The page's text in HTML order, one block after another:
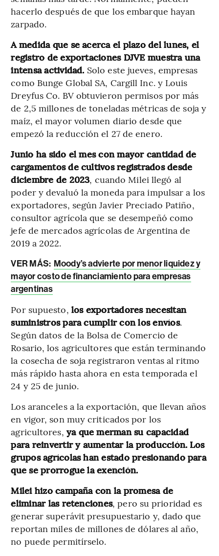
hacerlo después de que los embarque hayan
zarpado.
A medida que se acerca el plazo del lunes, el
registro de exportaciones DJVE muestra una
intensa actividad. Solo este jueves, empresas
como Bunge Global SA, Cargill Inc. y Louis
Dreyfus Co. BV obtuvieron permisos por más
de 2,5 millones de toneladas métricas de soja y
maíz, el mayor volumen diario desde que
empezó la reducción el 27 de enero.
Junio ha sido el mes con mayor cantidad de
cargamentos de cultivos registrados desde
diciembre de 2023, cuando Milei llegó al
poder y devaluó la moneda para impulsar a los
exportadores, según Javier Preciado Patiño,
consultor agrícola que se desempeñó como
jefe de mercados agrícolas de Argentina de
2019 a 2022.
VER MÁS: Moody’s advierte por menor liquidez y
mayor costo de financiamiento para empresas
argentinas
Por supuesto, los exportadores necesitan
suministros para cumplir con los envíos.
Según datos de la Bolsa de Comercio de
Rosario, los agricultores que están terminando
la cosecha de soja registraron ventas al ritmo
más rápido hasta ahora en esta temporada el
24 y 25 de junio.
Los aranceles a la exportación, que llevan años
en vigor, son muy criticados por los
agricultores, ya que merman su capacidad
para reinvertir y aumentar la producción. Los
grupos agrícolas han estado presionando para
que se prorrogue la exención.
Milei hizo campaña con la promesa de
eliminar las retenciones, pero su prioridad es
generar superávit presupuestario y, dado que
reportan miles de millones de dólares al año,
no puede permitírselo.